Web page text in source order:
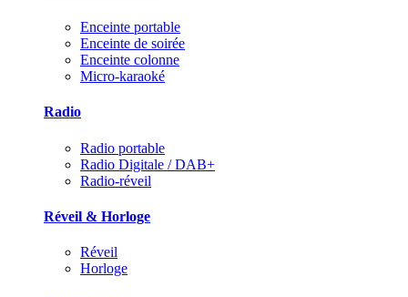
Enceinte portable
Enceinte de soirée
Enceinte colonne
Micro-karaoké
Radio
Radio portable
Radio Digitale / DAB+
Radio-réveil
Réveil & Horloge
Réveil
Horloge